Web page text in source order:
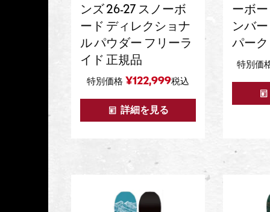
ンズ 26-27 スノーボ
ード ディレクショナ
ル パウダー フリーラ
イド 正規品
特別価格 ¥122,999税込
詳細を見る
ーボ
ンバ
パー
特別価